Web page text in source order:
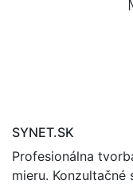
SYNET.SK
Profesionálna
mieru. Konzultačné